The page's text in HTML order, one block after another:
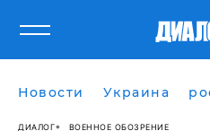
Новости Украина
ДИАЛОГ ВОЕННОЕ ОБОЗРЕНИЕ